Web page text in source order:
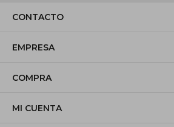
CONTACTO
EMPRESA
COMPRA
MI CUENTA